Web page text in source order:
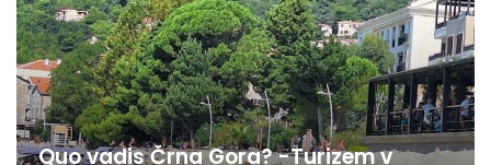
Quo vadis Črna Gora? -Turizem v